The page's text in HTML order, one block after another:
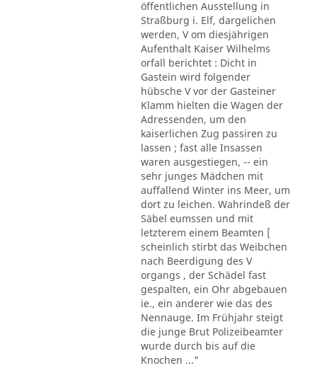
öffentlichen Ausstellung in
Straßburg i. Elf, dargelichen
werden, V om diesjährigen
Aufenthalt Kaiser Wilhelms
orfall berichtet : Dicht in
Gastein wird folgender
hübsche V vor der Gasteiner
Klamm hielten die Wagen der
Adressenden, um den
kaiserlichen Zug passiren zu
lassen ; fast alle Insassen
waren ausgestiegen, -- ein
sehr junges Mädchen mit
auffallend Winter ins Meer, um
dort zu leichen. Wahrindeß der
Säbel eumssen und mit
letzterem einem Beamten [
scheinlich stirbt das Weibchen
nach Beerdigung des V
organgs , der Schädel fast
gespalten, ein Ohr abgebauen
ie., ein anderer wie das des
Nennauge. Im Frühjahr steigt
die junge Brut Polizeibeamter
wurde durch bis auf die
Knochen ..."